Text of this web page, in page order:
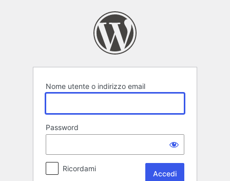
Nome utente o indirizzo email
Password
Ricordami